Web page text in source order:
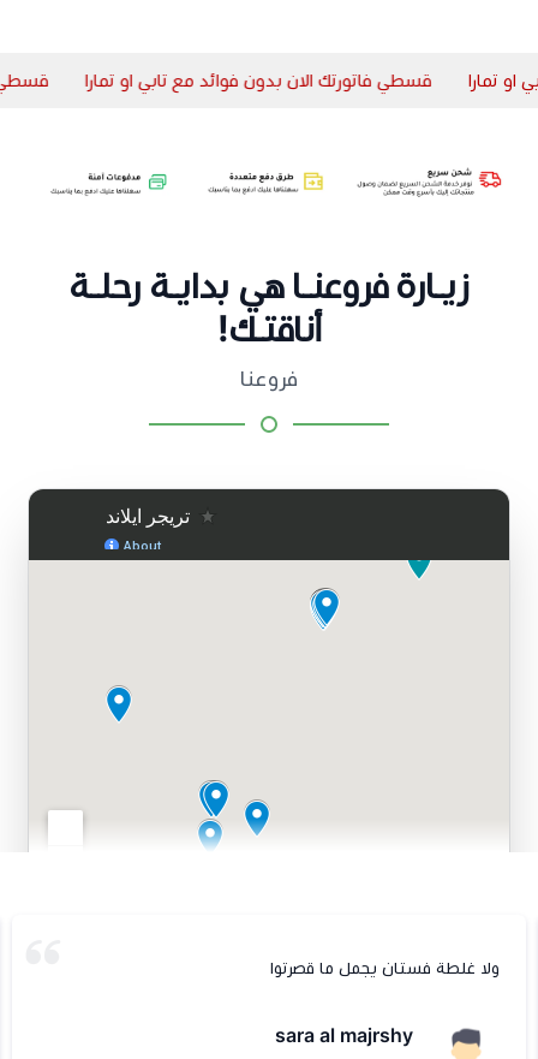
تمارا قسطي فاتورتك الان بدون فوائد مع تابي او تمارا قسطي
زيـارة فروعنـا هي بدايـة رحلـة
أناقتـك!
فروعنا
ولا غلطة فستان يجمل ما قصرتوا
sara al majrshy